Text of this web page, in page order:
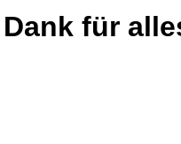
für